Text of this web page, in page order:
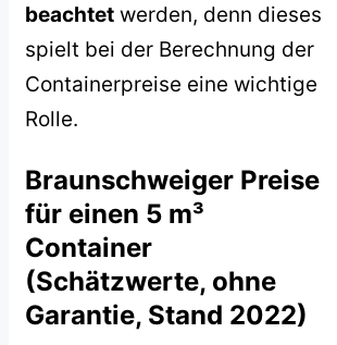
beachtet werden, denn dieses
spielt bei der Berechnung der
Containerpreise eine wichtige
Rolle.
Braunschweiger Preise
für einen 5 m³
Container
(Schätzwerte, ohne
Garantie, Stand 2022)